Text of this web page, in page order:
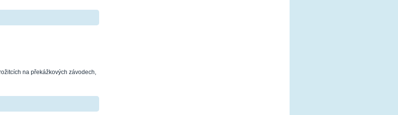
na překážkových závodech,